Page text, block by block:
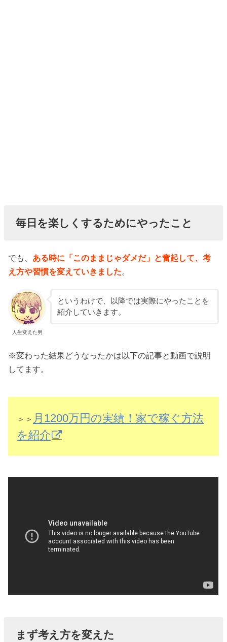
毎日を楽しくするためにやったこと
でも、 ある時に「このままじゃダメだ」と奮起して、考
え方や習慣を変えていきました。
人生変えた男
というわけで、以降では実際にやったことを
紹介していきます。
※変わった結果どうなったかは以下の記事と動画で説明
してます。
＞＞ 月1200万円の実績！家で稼ぐ方法
を紹介
まず考え方を変えた